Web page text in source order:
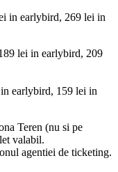
in earlybird, 269 lei in
lei in earlybird, 209
earlybird, 159 lei in
Teren (nu si pe
valabil.
agentiei de ticketing.